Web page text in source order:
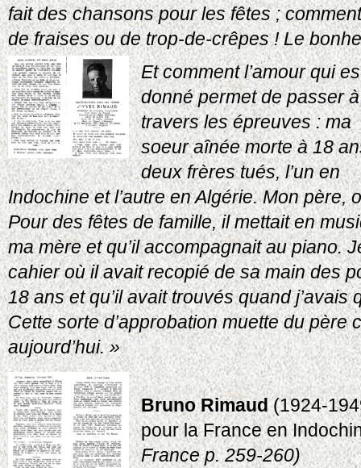
fait des chansons pour les fêtes ;
de fraises ou de trop-de-crêpes ! Le
Et comment l’amour qui
donné permet de passer à
travers les épreuves : ma
soeur aînée morte à 18
deux frères tués, l’un en
Indochine et l’autre en Algérie. Mon père,
Pour des fêtes de famille, il mettait en
ma mère et qu’il accompagnait au piano.
cahier où il avait recopié de sa main des
18 ans et qu’il avait trouvés quand
Cette sorte d’approbation muette du père
aujourd’hui. »
Bruno Rimaud(1924-
pour la France en
France p. 259-260)